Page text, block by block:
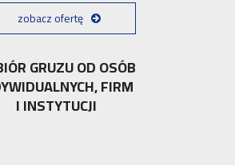
zobacz ofertę
GRUZU OD OSÓB
FIRM
I INSTYTUCJI